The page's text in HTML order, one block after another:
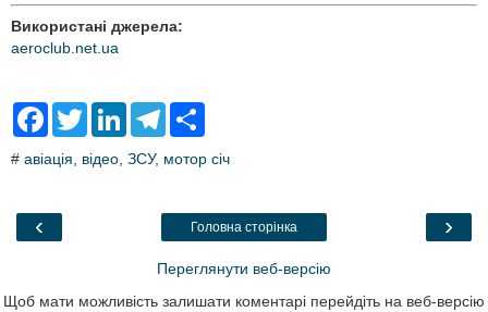
Використані джерела:
aeroclub.net.ua
F
e
o
T
t
L
k
T
e
a
r
# авіація, відео, ЗСУ, мотор січ
‹ ›
Головна сторінка
Переглянути веб-версію
Щоб мати можливість залишати коментарі перейдіть на веб-версію